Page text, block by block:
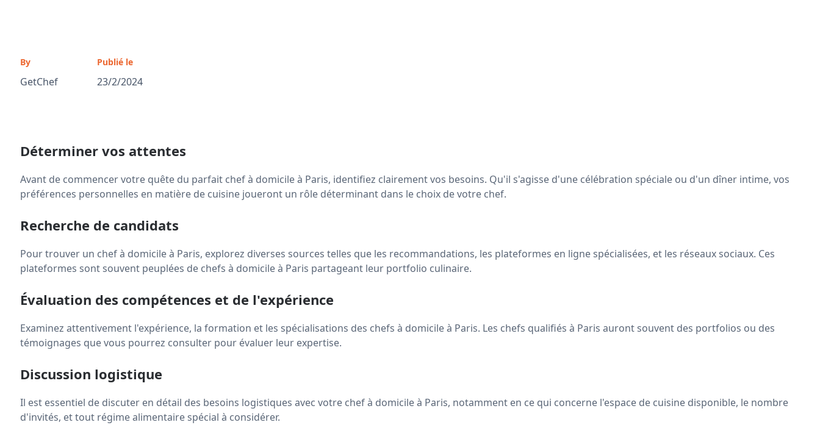
By
GetChef
Publié le
23/2/2024
Déterminer vos attentes
Avant de commencer votre quête du parfait chef à domicile à Paris, identifiez clairement vos besoins. Qu'il s'agisse d'une célébration spéciale ou d'un dîner intime, vos
préférences personnelles en matière de cuisine joueront un rôle déterminant dans le choix de votre chef.
Recherche de candidats
Pour trouver un chef à domicile à Paris, explorez diverses sources telles que les recommandations, les plateformes en ligne spécialisées, et les réseaux sociaux. Ces
plateformes sont souvent peuplées de chefs à domicile à Paris partageant leur portfolio culinaire.
Évaluation des compétences et de l'expérience
Examinez attentivement l'expérience, la formation et les spécialisations des chefs à domicile à Paris. Les chefs qualifiés à Paris auront souvent des portfolios ou des
témoignages que vous pourrez consulter pour évaluer leur expertise.
Discussion logistique
Il est essentiel de discuter en détail des besoins logistiques avec votre chef à domicile à Paris, notamment en ce qui concerne l'espace de cuisine disponible, le nombre
d'invités, et tout régime alimentaire spécial à considérer.